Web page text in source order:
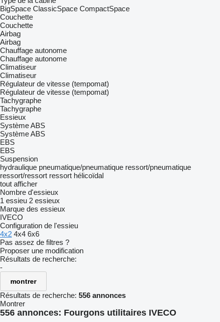
BigSpace ClassicSpace CompactSpace
Couchette
Couchette
Airbag
Airbag
Chauffage autonome
Chauffage autonome
Climatiseur
Climatiseur
Régulateur de vitesse (tempomat)
Régulateur de vitesse (tempomat)
Tachygraphe
Tachygraphe
Essieux
Système ABS
Système ABS
EBS
EBS
Suspension
hydraulique pneumatique/pneumatique ressort/pneumatique
ressort/ressort ressort hélicoïdal
tout afficher
Nombre d'essieux
1 essieu 2 essieux
Marque des essieux
IVECO
Configuration de l'essieu
4x2 4x4 6x6
Pas assez de filtres ?
Proposer une modification
Résultats de recherche:
-
montrer
Résultats de recherche: 556 annonces
Montrer
556 annonces: Fourgons utilitaires IVECO